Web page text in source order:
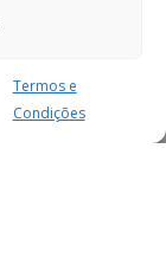
Termos e
Condições